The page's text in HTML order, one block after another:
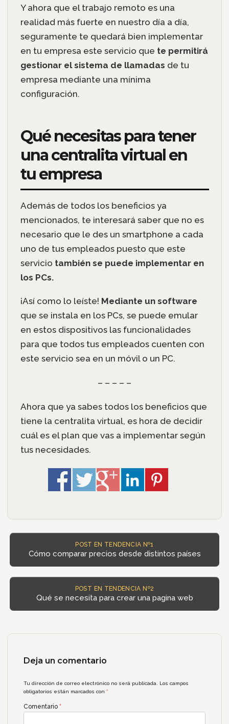
Y ahora que el trabajo remoto es una
realidad más fuerte en nuestro día a día,
seguramente te quedará bien implementar
en tu empresa este servicio que te permitirá
gestionar el sistema de llamadas de tu
empresa mediante una mínima
configuración.
Qué necesitas para tener
una centralita virtual en
tu empresa
Además de todos los beneficios ya
mencionados, te interesará saber que no es
necesario que le des un smartphone a cada
uno de tus empleados puesto que este
servicio también se puede implementar en
los PCs.
¡Así como lo leíste! Mediante un software
que se instala en los PCs, se puede emular
en estos dispositivos las funcionalidades
para que todos tus empleados cuenten con
este servicio sea en un móvil o un PC.
– – – – –
Ahora que ya sabes todos los beneficios que
tiene la centralita virtual, es hora de decidir
cuál es el plan que vas a implementar según
tus necesidades.
POST EN TENDENCIA Nº1
Cómo comparar precios desde distintos países
POST EN TENDENCIA Nº2
Qué se necesita para crear una pagina web
Deja un comentario
Tu dirección de correo electrónico no será publicada.
Los campos
obligatorios están marcados con*
Comentario *